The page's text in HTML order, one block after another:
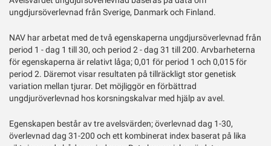
ungdjursöverlevnad från Sverige, Danmark och Finland.
NAV har arbetat med de två egenskaperna ungdjursöverlevnad från
period 1 - dag 1 till 30, och period 2 - dag 31 till 200. Arvbarheterna
för egenskaperna är relativt låga; 0,01 för period 1 och 0,015 för
period 2. Däremot visar resultaten på tillräckligt stor genetisk
variation mellan tjurar. Det möjliggör en förbättrad
ungdjuröverlevnad hos korsningskalvar med hjälp av avel.
Egenskapen består av tre avelsvärden; överlevnad dag 1-30,
överlevnad dag 31-200 och ett kombinerat index baserat på lika